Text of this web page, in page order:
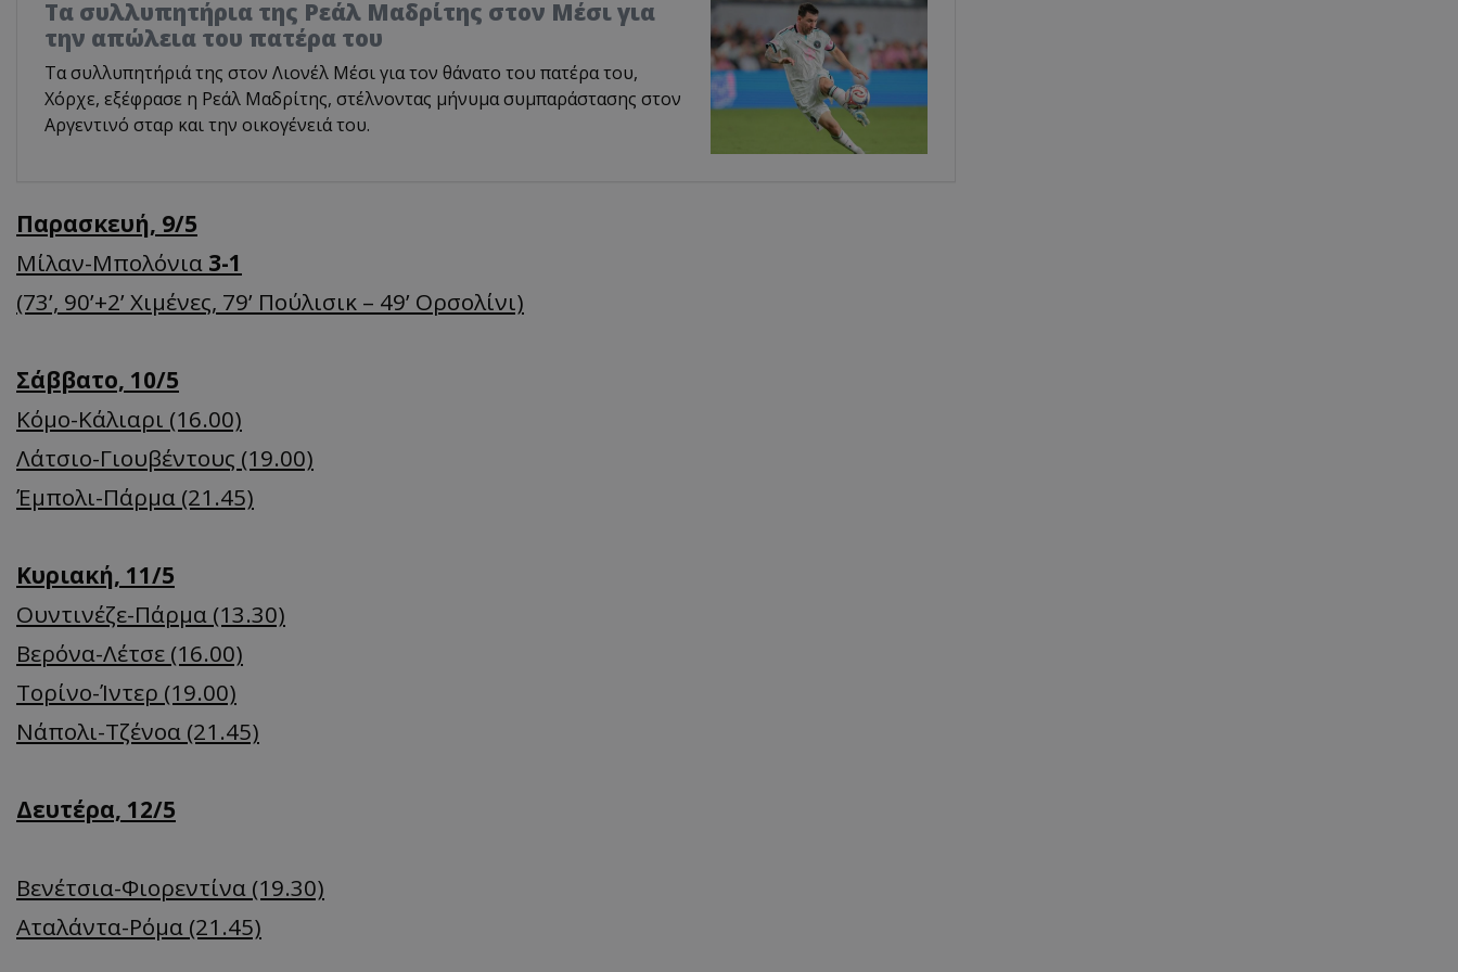
Τα συλλυπητήρια της Ρεάλ Μαδρίτης στον Μέσι για
την απώλεια του πατέρα του
Τα συλλυπητήριά της στον Λιονέλ Μέσι για τον θάνατο του πατέρα του,
Χόρχε, εξέφρασε η Ρεάλ Μαδρίτης, στέλνοντας μήνυμα συμπαράστασης στον
Αργεντινό σταρ και την οικογένειά του.
Παρασκευή, 9/5
Μίλαν-Μπολόνια 3-1
(73’, 90’+2’ Χιμένες, 79’ Πούλισικ – 49’ Ορσολίνι)
Σάββατο, 10/5
Κόμο-Κάλιαρι (16.00)
Λάτσιο-Γιουβέντους (19.00)
Έμπολι-Πάρμα (21.45)
Κυριακή, 11/5
Ουντινέζε-Πάρμα (13.30)
Βερόνα-Λέτσε (16.00)
Τορίνο-Ίντερ (19.00)
Νάπολι-Τζένοα (21.45)
Δευτέρα, 12/5
Βενέτσια-Φιορεντίνα (19.30)
Αταλάντα-Ρόμα (21.45)